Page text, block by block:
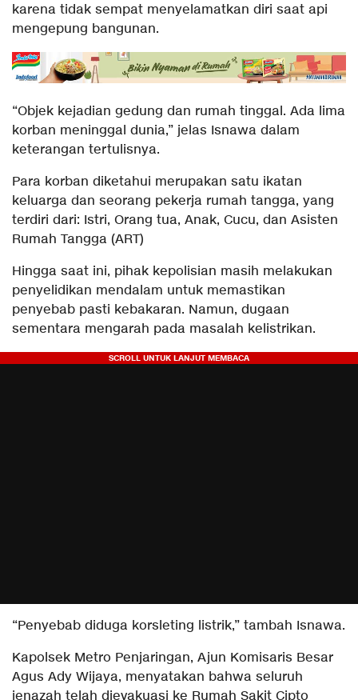
karena tidak sempat menyelamatkan diri saat api
mengepung bangunan.
“Objek kejadian gedung dan rumah tinggal. Ada lima
korban meninggal dunia,” jelas Isnawa dalam
keterangan tertulisnya.
Para korban diketahui merupakan satu ikatan
keluarga dan seorang pekerja rumah tangga, yang
terdiri dari: Istri, Orang tua, Anak, Cucu, dan Asisten
Rumah Tangga (ART)
Hingga saat ini, pihak kepolisian masih melakukan
penyelidikan mendalam untuk memastikan
penyebab pasti kebakaran. Namun, dugaan
sementara mengarah pada masalah kelistrikan.
“Penyebab diduga korsleting listrik,” tambah Isnawa.
Kapolsek Metro Penjaringan, Ajun Komisaris Besar
Agus Ady Wijaya, menyatakan bahwa seluruh
jenazah telah dievakuasi ke Rumah Sakit Cipto